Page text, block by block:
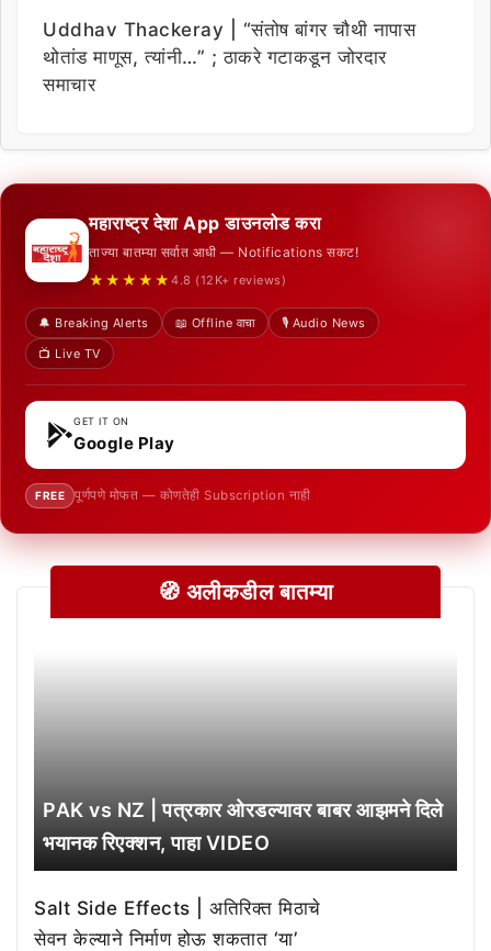
Uddhav Thackeray | “संतोष बांगर चौथी नापास
थोतांड माणूस, त्यांनी…” ; ठाकरे गटाकडून जोरदार
समाचार
महाराष्ट्र देशा App डाउनलोड करा
ताज्या बातम्या सर्वात आधी — Notifications सकट!
★★★★★ 4.8 (12K+ reviews)
🔔 Breaking Alerts 📖 Offline वाचा
🎙️ Audio News
📺 Live TV
GET IT ON
Google Play
FREE पूर्णपणे मोफत — कोणतेही Subscription नाही
🧭 अलीकडील बातम्या
PAK vs NZ | पत्रकार ओरडल्यावर बाबर आझमने दिले
भयानक रिएक्शन, पाहा VIDEO
Salt Side Effects | अतिरिक्त मिठाचे
सेवन केल्याने निर्माण होऊ शकतात ‘या’